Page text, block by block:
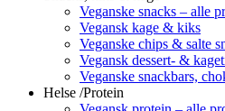
Veganske snacks – alle
Vegansk kage & kiks
Veganske chips & salte
Vegansk dessert- &
Veganske snackbars,
Helse /Protein